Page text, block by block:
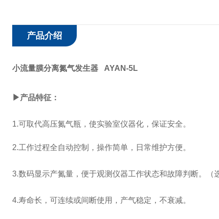
产品介绍
小流量膜分离氮气发生器 AYAN-5L
▶产品特征：
1.可取代高压氮气瓶，使实验室仪器化，保证安全。
2.工作过程全自动控制，操作简单，日常维护方便。
3.数码显示产氮量，便于观测仪器工作状态和故障判断。（
4.寿命长，可连续或间断使用，产气稳定，不衰减。